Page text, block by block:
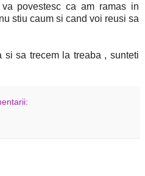
povestesc ca am ramas in
stiu caum si cand voi reusi sa
si sa trecem la treaba , sunteti